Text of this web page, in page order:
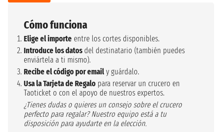
Cómo funciona
Elige el importe entre los cortes disponibles.
Introduce los datosdel destinatario (también puedes
enviártela a ti mismo).
Recibe el código por email y guárdalo.
Usa la Tarjeta de Regalo para reservar un crucero en
Taoticket o con el apoyo de nuestros expertos.
¿Tienes dudas o quieres un consejo sobre el crucero
perfecto para regalar? Nuestro equipo está a tu
disposición para ayudarte en la elección.